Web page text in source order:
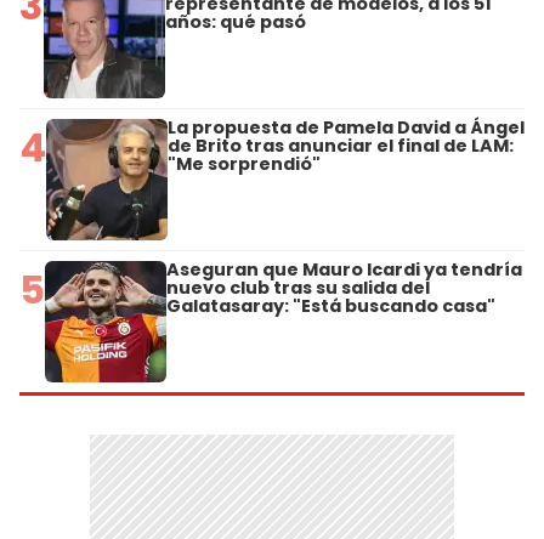
años: qué pasó
4 La propuesta de Pamela David a Ángel
de Brito tras anunciar el final de LAM:
"Me sorprendió"
5 Aseguran que Mauro Icardi ya tendría
nuevo club tras su salida del
Galatasaray: "Está buscando casa"